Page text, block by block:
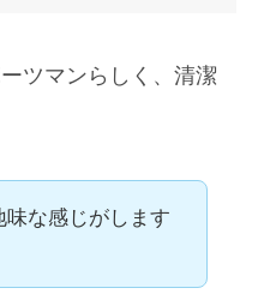
ツマンらしく、清潔
味な感じがします